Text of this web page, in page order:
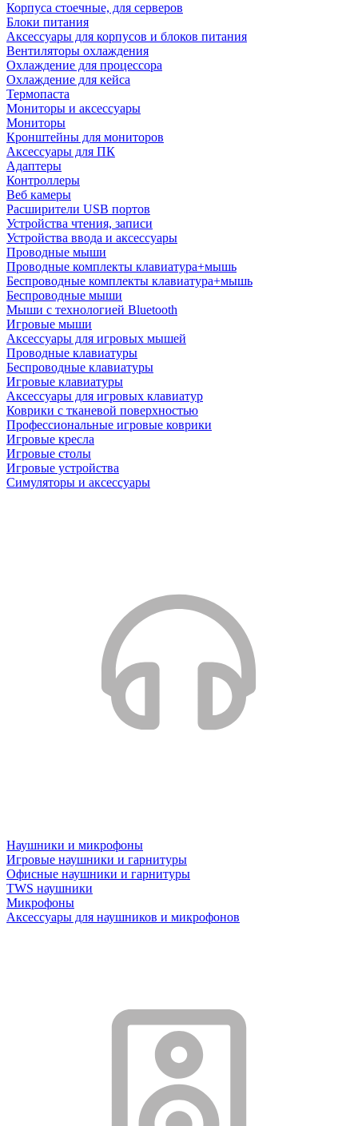
Корпуса стоечные, для серверов
Блоки питания
Аксессуары для корпусов и блоков питания
Вентиляторы охлаждения
Охлаждение для процессора
Охлаждение для кейса
Термопаста
Мониторы и аксессуары
Мониторы
Кронштейны для мониторов
Аксессуары для ПК
Адаптеры
Контроллеры
Веб камеры
Расширители USB портов
Устройства чтения, записи
Устройства ввода и аксессуары
Проводные мыши
Проводные комплекты клавиатура+мышь
Беспроводные комплекты клавиатура+мышь
Беспроводные мыши
Мыши с технологией Bluetooth
Игровые мыши
Аксессуары для игровых мышей
Проводные клавиатуры
Беспроводные клавиатуры
Игровые клавиатуры
Аксессуары для игровых клавиатур
Коврики с тканевой поверхностью
Профессиональные игровые коврики
Игровые кресла
Игровые столы
Игровые устройства
Симуляторы и аксессуары
Наушники и микрофоны
Игровые наушники и гарнитуры
Офисные наушники и гарнитуры
TWS наушники
Микрофоны
Аксессуары для наушников и микрофонов